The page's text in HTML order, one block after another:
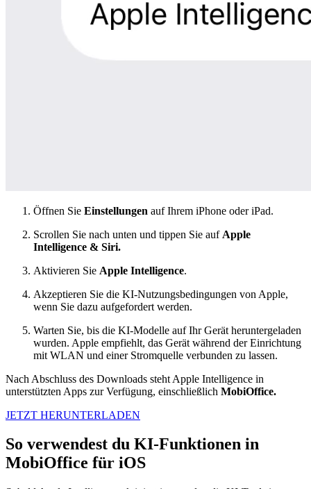
Öffnen Sie Einstellungen auf Ihrem iPhone oder iPad.
Scrollen Sie nach unten und tippen Sie auf Apple
Intelligence & Siri.
Aktivieren Sie Apple Intelligence.
Akzeptieren Sie die KI-Nutzungsbedingungen von Apple,
wenn Sie dazu aufgefordert werden.
Warten Sie, bis die KI-Modelle auf Ihr Gerät heruntergeladen
wurden. Apple empfiehlt, das Gerät während der Einrichtung
mit WLAN und einer Stromquelle verbunden zu lassen.
Nach Abschluss des Downloads steht Apple Intelligence in
unterstützten Apps zur Verfügung, einschließlich MobiOffice.
JETZT HERUNTERLADEN
So verwendest du KI-Funktionen in
MobiOffice für iOS